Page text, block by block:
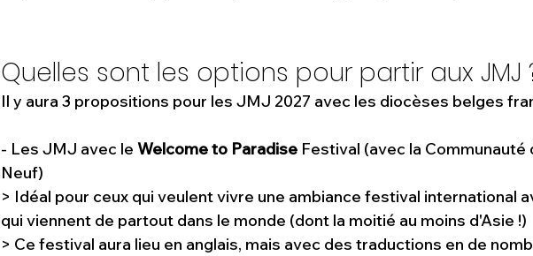
Quelles sont les options pour partir aux JMJ
Il y aura 3 propositions pour les JMJ 2027 avec les diocèses belges
- Les JMJ avec le Welcome to Paradise Festival (avec la Communauté
Neuf)
> Idéal pour ceux qui veulent vivre une ambiance festival international
qui viennent de partout dans le monde (dont la moitié au moins d'Asie !)
> Ce festival aura lieu en anglais, mais avec des traductions en de